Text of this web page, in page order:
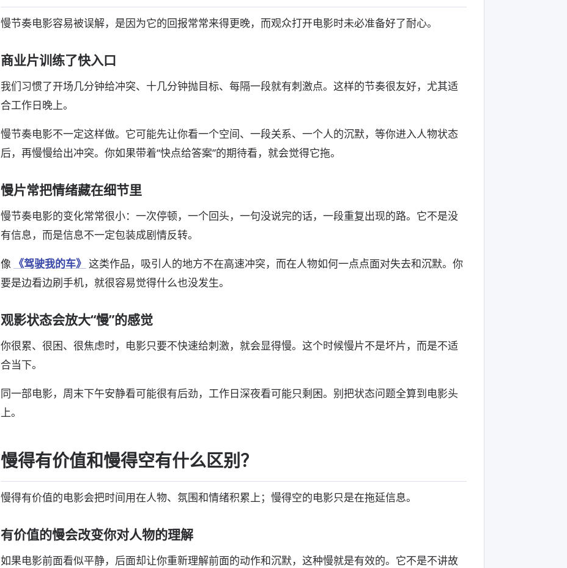
慢节奏电影容易被误解，是因为它的回报常常来得更晚，而观众打开电影时未必准备好了耐心。
商业片训练了快入口
我们习惯了开场几分钟给冲突、十几分钟抛目标、每隔一段就有刺激点。这样的节奏很友好，尤其适
合工作日晚上。
慢节奏电影不一定这样做。它可能先让你看一个空间、一段关系、一个人的沉默，等你进入人物状态
后，再慢慢给出冲突。你如果带着“快点给答案”的期待看，就会觉得它拖。
慢片常把情绪藏在细节里
慢节奏电影的变化常常很小：一次停顿，一个回头，一句没说完的话，一段重复出现的路。它不是没
有信息，而是信息不一定包装成剧情反转。
像 《驾驶我的车》 这类作品，吸引人的地方不在高速冲突，而在人物如何一点点面对失去和沉默。你
要是边看边刷手机，就很容易觉得什么也没发生。
观影状态会放大“慢”的感觉
你很累、很困、很焦虑时，电影只要不快速给刺激，就会显得慢。这个时候慢片不是坏片，而是不适
合当下。
同一部电影，周末下午安静看可能很有后劲，工作日深夜看可能只剩困。别把状态问题全算到电影头
上。
慢得有价值和慢得空有什么区别？
慢得有价值的电影会把时间用在人物、氛围和情绪积累上；慢得空的电影只是在拖延信息。
有价值的慢会改变你对人物的理解
如果电影前面看似平静，后面却让你重新理解前面的动作和沉默，这种慢就是有效的。它不是不讲故